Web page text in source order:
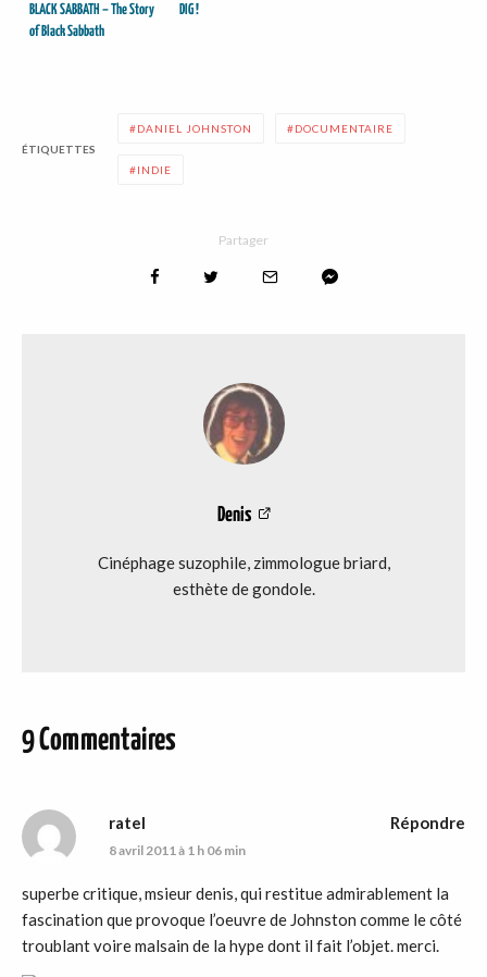
BLACK SABBATH – The Story
of Black Sabbath
DIG !
ÉTIQUETTES
DANIEL JOHNSTON DOCUMENTAIRE
INDIE
Partager
Denis
Cinéphage suzophile, zimmologue briard,
esthète de gondole.
9 Commentaires
ratel
8 avril 2011 à 1 h 06 min
superbe critique, msieur denis, qui restitue admirablement la
fascination que provoque l’oeuvre de Johnston comme le côté
troublant voire malsain de la hype dont il fait l’objet. merci.
Répondre